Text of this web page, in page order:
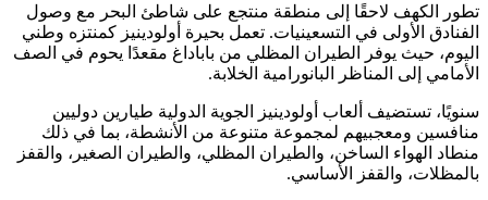
تطور الكهف لاحقًا إلى منطقة منتجع على شاطئ البحر مع وصول
الفنادق الأولى في التسعينيات. تعمل بحيرة أولودينيز كمنتزه وطني
اليوم، حيث يوفر الطيران المظلي من باباداغ مقعدًا يحوم في الصف
الأمامي إلى المناظر البانورامية الخلابة.
سنويًا، تستضيف ألعاب أولودينيز الجوية الدولية طيارين دوليين
منافسين ومعجبيهم لمجموعة متنوعة من الأنشطة، بما في ذلك
منطاد الهواء الساخن، والطيران المظلي، والطيران الصغير، والقفز
بالمظلات، والقفز الأساسي.